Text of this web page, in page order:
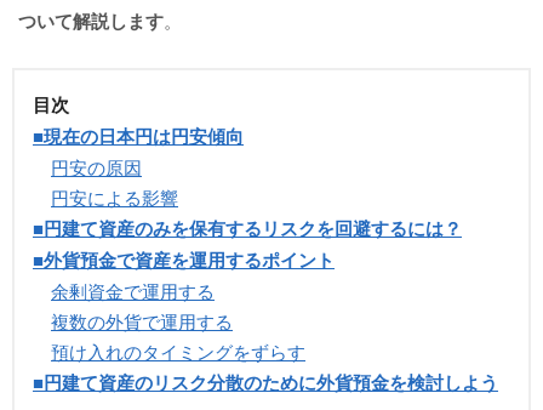
ついて解説します。
目次
■現在の日本円は円安傾向
円安の原因
円安による影響
■円建て資産のみを保有するリスクを回避するには？
■外貨預金で資産を運用するポイント
余剰資金で運用する
複数の外貨で運用する
預け入れのタイミングをずらす
■円建て資産のリスク分散のために外貨預金を検討しよう